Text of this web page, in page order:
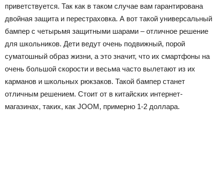
приветствуется. Так как в таком случае вам гарантирована
двойная защита и перестраховка. А вот такой универсальный
бампер с четырьмя защитными шарами – отличное решение
для школьников. Дети ведут очень подвижный, порой
суматошный образ жизни, а это значит, что их смартфоны на
очень большой скорости и весьма часто вылетают из их
карманов и школьных рюкзаков. Такой бампер станет
отличным решением. Стоит от в китайских интернет-
магазинах, таких, как JOOM, примерно 1-2 доллара.